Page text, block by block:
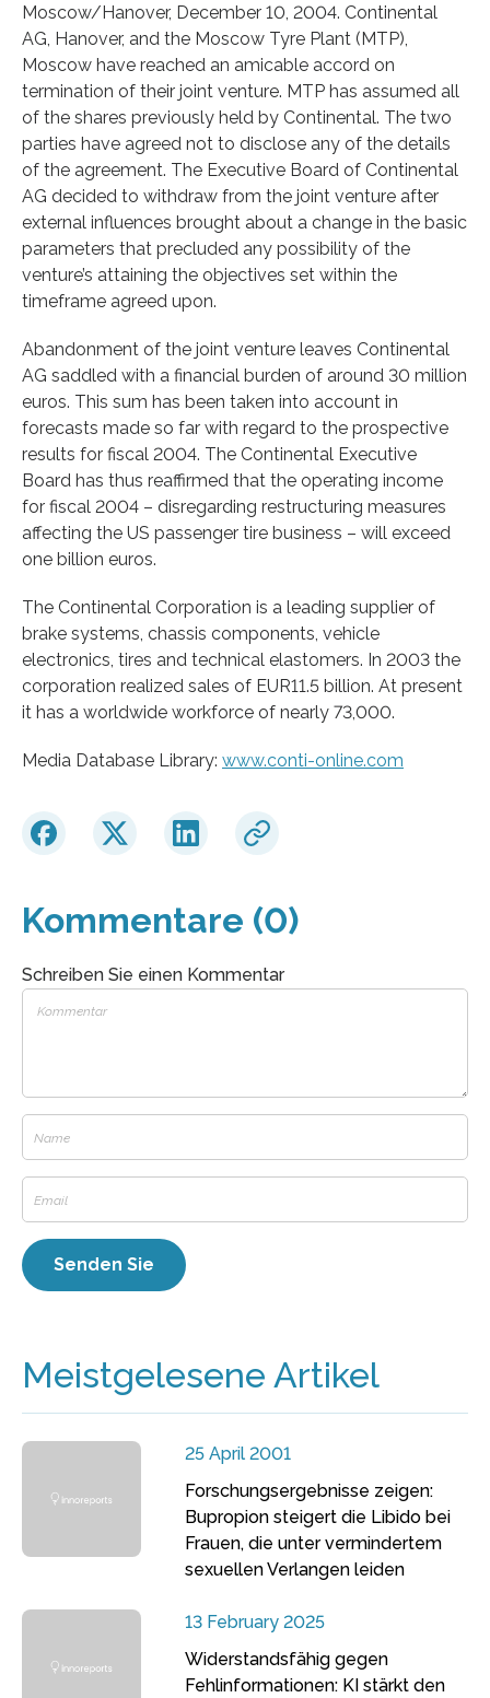
Moscow/Hanover, December 10, 2004. Continental
AG, Hanover, and the Moscow Tyre Plant (MTP),
Moscow have reached an amicable accord on
termination of their joint venture. MTP has assumed all
of the shares previously held by Continental. The two
parties have agreed not to disclose any of the details
of the agreement. The Executive Board of Continental
AG decided to withdraw from the joint venture after
external influences brought about a change in the basic
parameters that precluded any possibility of the
venture’s attaining the objectives set within the
timeframe agreed upon.
Abandonment of the joint venture leaves Continental
AG saddled with a financial burden of around 30 million
euros. This sum has been taken into account in
forecasts made so far with regard to the prospective
results for fiscal 2004. The Continental Executive
Board has thus reaffirmed that the operating income
for fiscal 2004 – disregarding restructuring measures
affecting the US passenger tire business – will exceed
one billion euros.
The Continental Corporation is a leading supplier of
brake systems, chassis components, vehicle
electronics, tires and technical elastomers. In 2003 the
corporation realized sales of EUR11.5 billion. At present
it has a worldwide workforce of nearly 73,000.
Media Database Library: www.conti-online.com
Kommentare (0)
Schreiben Sie einen Kommentar
Meistgelesene Artikel
25 April 2001
Forschungsergebnisse zeigen:
Bupropion steigert die Libido bei
Frauen, die unter vermindertem
sexuellen Verlangen leiden
13 February 2025
Widerstandsfähig gegen
Fehlinformationen: KI stärkt den